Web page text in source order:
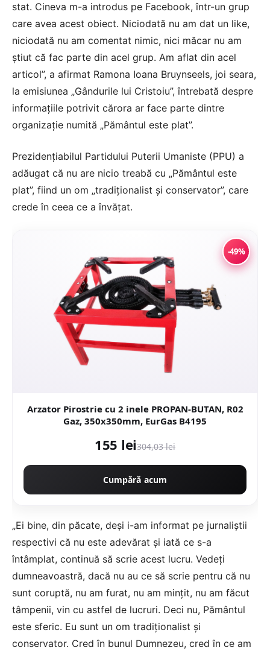
stat. Cineva m-a introdus pe Facebook, într-un grup
care avea acest obiect. Niciodată nu am dat un like,
niciodată nu am comentat nimic, nici măcar nu am
știut că fac parte din acel grup. Am aflat din acel
articol”, a afirmat Ramona Ioana Bruynseels, joi seara,
la emisiunea „Gândurile lui Cristoiu”, întrebată despre
informațiile potrivit cărora ar face parte dintre
organizație numită „Pământul este plat”.
Prezidențiabilul Partidului Puterii Umaniste (PPU) a
adăugat că nu are nicio treabă cu „Pământul este
plat”, fiind un om „tradiționalist și conservator”, care
crede în ceea ce a învățat.
-49%
Arzator Pirostrie cu 2 inele PROPAN-BUTAN, R02
Gaz, 350x350mm, EurGas B4195
155 lei304,03 lei
Cumpără acum
„Ei bine, din păcate, deși i-am informat pe jurnaliștii
respectivi că nu este adevărat și iată ce s-a
întâmplat, continuă să scrie acest lucru. Vedeți
dumneavoastră, dacă nu au ce să scrie pentru că nu
sunt coruptă, nu am furat, nu am mințit, nu am făcut
tâmpenii, vin cu astfel de lucruri. Deci nu, Pământul
este sferic. Eu sunt un om tradiționalist și
conservator. Cred în bunul Dumnezeu, cred în ce am